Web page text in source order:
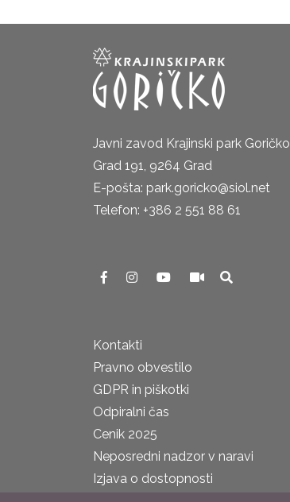
Javni zavod Krajinski park Goričko
Grad 191, 9264 Grad
E-pošta: park.goricko@siol.net
Telefon: +386 2 551 88 61
Kontakti
Pravno obvestilo
GDPR in piškotki
Odpiralni čas
Cenik 2025
Neposredni nadzor v naravi
Izjava o dostopnosti